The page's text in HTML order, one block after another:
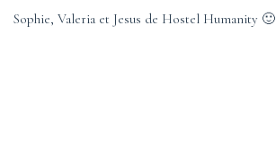
Sophie, Valeria et Jesus de Hostel Humanity 🙂